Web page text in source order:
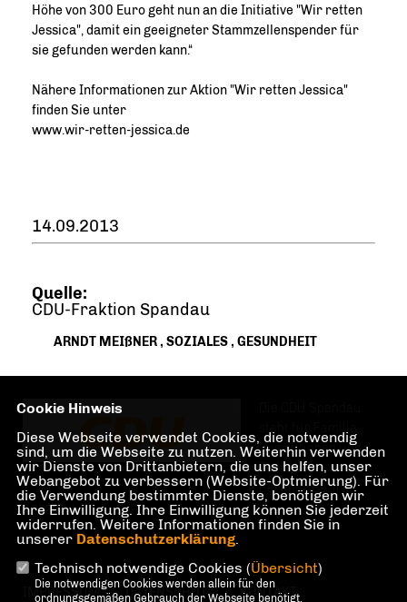
Höhe von 300 Euro geht nun an die Initiative "Wir retten
Jessica", damit ein geeigneter Stammzellenspender für
sie gefunden werden kann.“
Nähere Informationen zur Aktion "Wir retten Jessica"
finden Sie unter
www.wir-retten-jessica.de
14.09.2013
Quelle:
CDU-Fraktion Spandau
ARNDT MEIßNER, SOZIALES, GESUNDHEIT
Investitionen und
Teilhabe im und am
Berliner Bezirk
Spandau.
IMPRESSUM DATENSCHUTZ KONTAKT
Cookie Hinweis
Diese Webseite verwendet Cookies, die notwendig
sind, um die Webseite zu nutzen. Weiterhin verwenden
wir Dienste von Drittanbietern, die uns helfen, unser
Webangebot zu verbessern (Website-Optmierung). Für
die Verwendung bestimmter Dienste, benötigen wir
Ihre Einwilligung. Ihre Einwilligung können Sie jederzeit
widerrufen. Weitere Informationen finden Sie in
unserer Datenschutzerklärung.
Technisch notwendige Cookies (Übersicht)
Die notwendigen Cookies werden allein für den
ordnungsgemäßen Gebrauch der Webseite benötigt.